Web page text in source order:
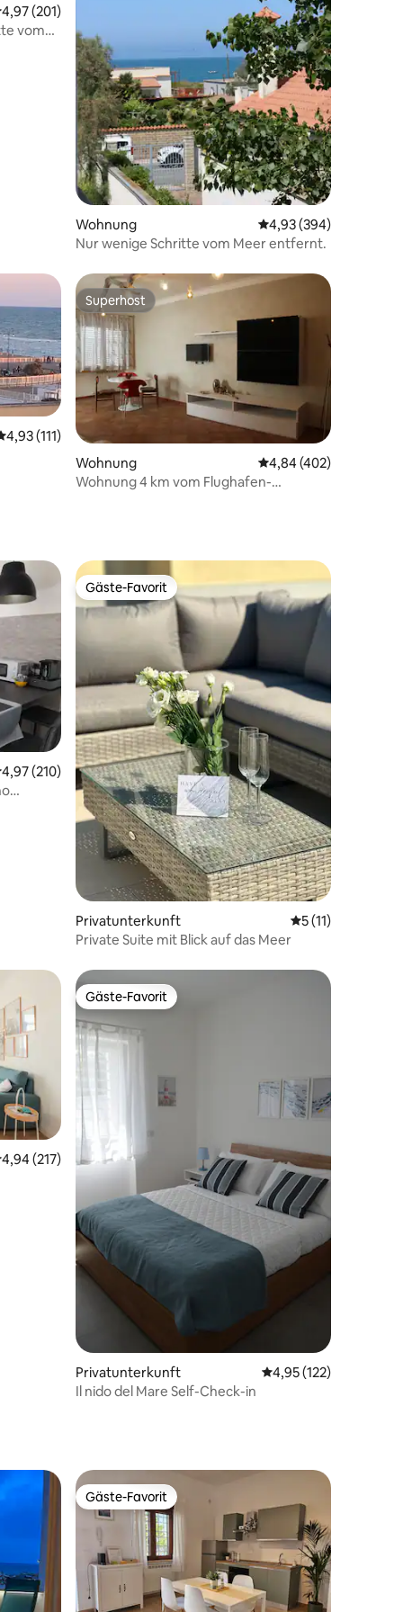
Bewertung: 4,97 von 5, 201 Bewertungen
4,97 (201)
vom
Wohnung Durchschnittliche
4,93 (394)
Nur wenige Schritte vom Meer entfernt.
Bewertungen
Bewertung: 4,93 von 5, 111 Bewertungen
4,93 (111)
Superhost
Superhost
Wohnung Durchschnittliche
4,84 (402)
Wohnung 4 km vom Flughafen-
Bewertungen
Bewertung: 4,97 von 5, 210 Bewertungen
4,97 (210)
Gäste-Favorit
Gäste-Favorit
Privatunterkunft Durchschnittliche
5 (11)
Private Suite mit Blick auf das Meer
Bewertung: 4,94 von 5, 217 Bewertungen
4,94 (217)
Gäste-Favorit
Gäste-Favorit
Privatunterkunft Durchschnittliche
4,95 (122)
Il nido del Mare Self-Check-in
Gäste-Favorit
Gäste-Favorit